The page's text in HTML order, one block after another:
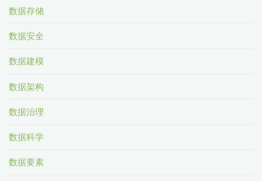
数据存储
数据安全
数据建模
数据架构
数据治理
数据科学
数据要素